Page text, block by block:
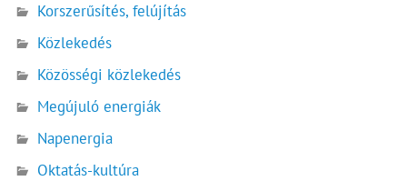
Korszerűsítés, felújítás
Közlekedés
Közösségi közlekedés
Megújuló energiák
Napenergia
Oktatás-kultúra